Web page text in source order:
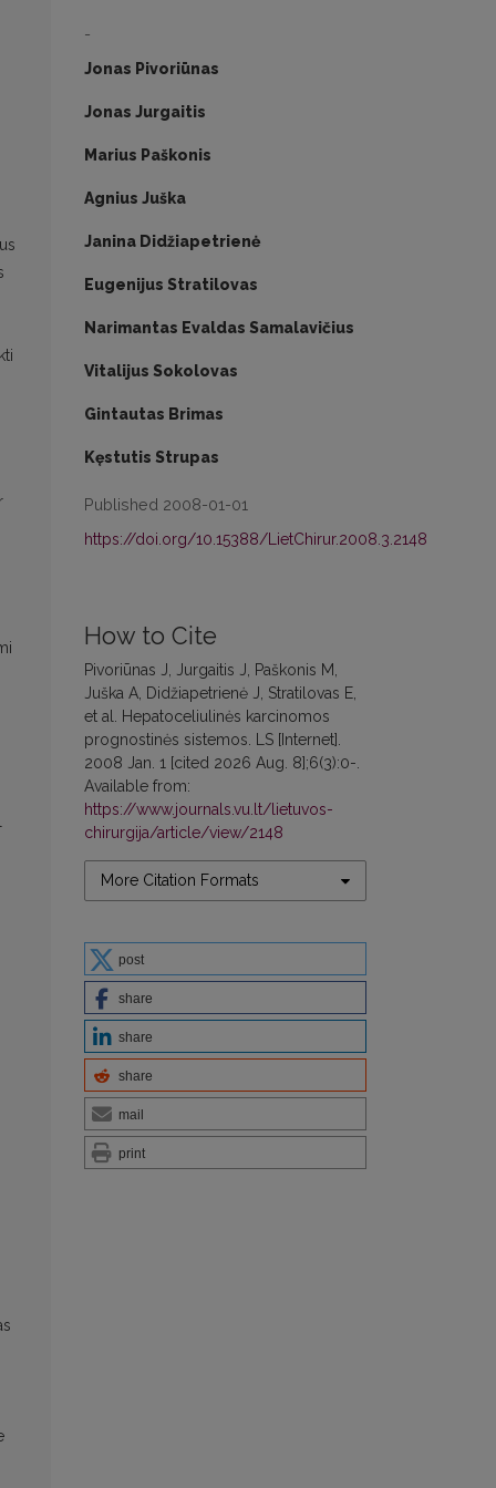
-
Jonas Pivoriūnas
Jonas Jurgaitis
Marius Paškonis
Agnius Juška
Janina Didžiapetrienė
Eugenijus Stratilovas
Narimantas Evaldas Samalavičius
Vitalijus Sokolovas
Gintautas Brimas
Kęstutis Strupas
Published 2008-01-01
https://doi.org/10.15388/LietChirur.2008.3.2148
How to Cite
Pivoriūnas J, Jurgaitis J, Paškonis M,
Juška A, Didžiapetrienė J, Stratilovas E,
et al. Hepatoceliulinės karcinomos
prognostinės sistemos. LS [Internet].
2008 Jan. 1 [cited 2026 Aug. 8];6(3):0-.
Available from:
https://www.journals.vu.lt/lietuvos-
chirurgija/article/view/2148
More Citation Formats
post
share
share
share
mail
print